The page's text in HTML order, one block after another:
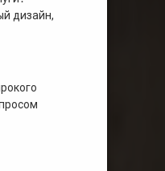
дизайн,